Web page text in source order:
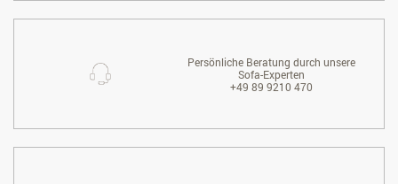
Persönliche Beratung durch unsere
Sofa-Experten
+49 89 9210 470